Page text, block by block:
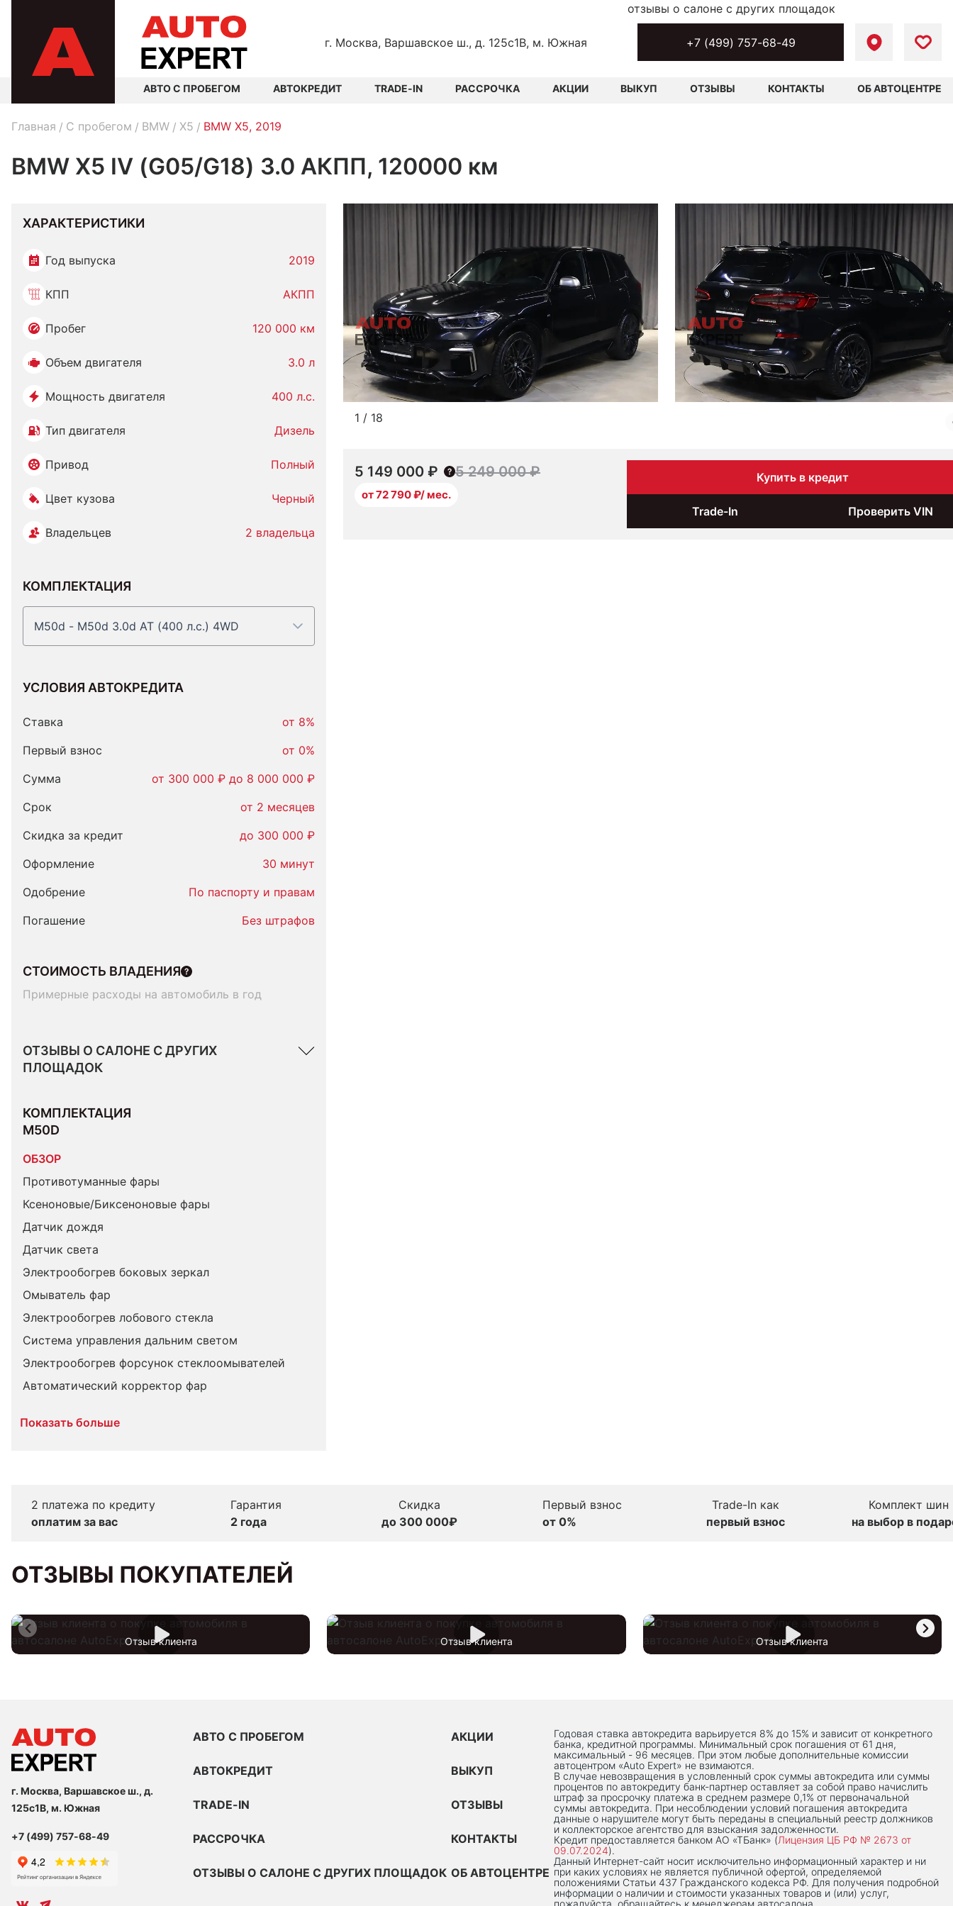
г. Москва, Варшавское ш., д. 125с1В, м. Южная +7 (499) 757-68-49
АВТО С ПРОБЕГОМ АВТОКРЕДИТ TRADE-IN РАССРОЧКА АКЦИИ ВЫКУП ОТЗЫВЫ КОНТАКТЫ ОБ АВТОЦЕНТРЕ
отзывы о салоне с других площадок
Главная C пробегом BMW X5 BMW X5, 2019
BMW X5 IV (G05/G18) 3.0 АКПП, 120000 км
ХАРАКТЕРИСТИКИ
Год выпуска 2019
КПП АКПП
Пробег 120 000 км
Объем двигателя 3.0 л
Мощность двигателя 400 л.с.
Тип двигателя Дизель
Привод Полный
Цвет кузова Черный
Владельцев 2 владельца
КОМПЛЕКТАЦИЯ
M50d - M50d 3.0d AT (400 л.с.) 4WD
УСЛОВИЯ АВТОКРЕДИТА
Ставка
от 8%
Первый взнос
от 0%
Сумма
от 300 000 ₽ до 8 000 000 ₽
Срок
от 2 месяцев
Скидка за кредит
до 300 000 ₽
Оформление
30 минут
Одобрение
По паспорту и правам
Погашение
Без штрафов
СТОИМОСТЬ ВЛАДЕНИЯ
Примерные расходы на автомобиль в год
ОТЗЫВЫ О САЛОНЕ С ДРУГИХ
ПЛОЩАДОК
КОМПЛЕКТАЦИЯ
M50D
ОБЗОР
Противотуманные фары
Ксеноновые/Биксеноновые фары
Датчик дождя
Датчик света
Электрообогрев боковых зеркал
Омыватель фар
Электрообогрев лобового стекла
Система управления дальним светом
Электрообогрев форсунок стеклоомывателей
Автоматический корректор фар
Показать больше
1 / 18
5 149 000 ₽ 5 249 000 ₽
от 72 790 ₽/ мес.
Купить в кредит
Trade-In Проверить VIN
2 платежа по кредиту
оплатим за вас
Гарантия
2 года
Скидка
до 300 000₽
Первый взнос
от 0%
Trade-In как
первый взнос
Комплект шин
на выбор в
ОТЗЫВЫ ПОКУПАТЕЛЕЙ
Отзыв клиента Отзыв клиента Отзыв клиента
г. Москва, Варшавское ш., д.
125с1В, м. Южная
+7 (499) 757-68-49
АВТО С ПРОБЕГОМ
АВТОКРЕДИТ
TRADE-IN
РАССРОЧКА
ОТЗЫВЫ О САЛОНЕ С ДРУГИХ ПЛОЩАДОК
АКЦИИ
ВЫКУП
ОТЗЫВЫ
КОНТАКТЫ
ОБ АВТОЦЕНТРЕ
Годовая ставка автокредита варьируется 8% до 15% и зависит от конкретного
банка, кредитной программы. Минимальный срок погашения от 61 дня,
максимальный - 96 месяцев. При этом любые дополнительные комиссии
автоцентром «Auto Expert» не взимаются.
В случае невозвращения в условленный срок суммы автокредита или суммы
процентов по автокредиту банк-партнер оставляет за собой право начислить
штраф за просрочку платежа в среднем размере 0,1% от первоначальной
суммы автокредита. При несоблюдении условий погашения автокредита
данные о нарушителе могут быть переданы в специальный реестр должников
и коллекторское агентство для взыскания задолженности.
Кредит предоставляется банком АО «ТБанк» (Лицензия ЦБ РФ № 2673 от
09.07.2024).
Данный Интернет-сaйт носит исключительно информационный характер и ни
при каких условиях не является публичной офертой, определяемой
положениями Статьи 437 Гражданского кодекса РФ. Для получения подробной
информации о наличии и стоимости указанных товаров и (или) услуг,
пожалуйста, обращайтесь к менеджерам автосалона.